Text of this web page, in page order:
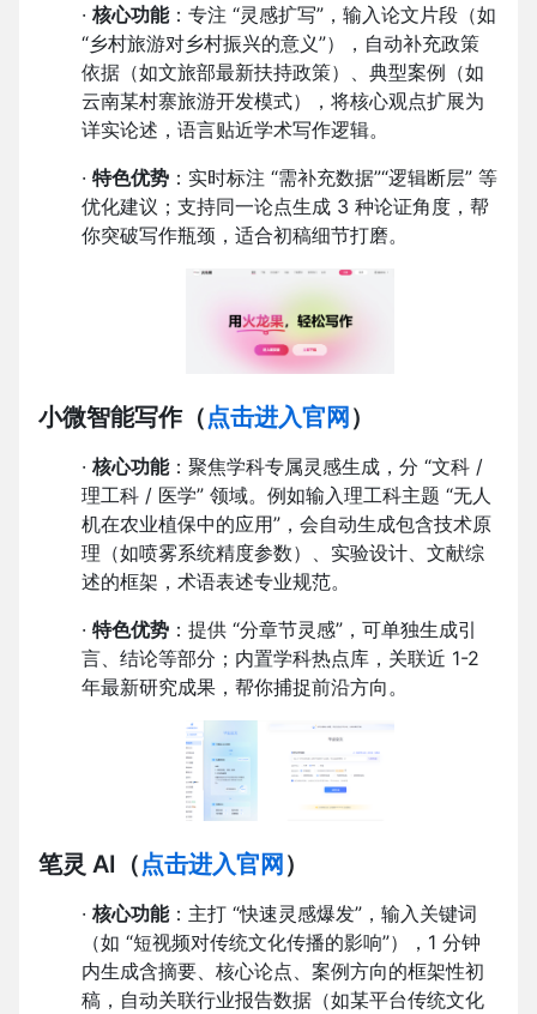
· 核心功能：专注 “灵感扩写”，输入论文片段（如
“乡村旅游对乡村振兴的意义”），自动补充政策
依据（如文旅部最新扶持政策）、典型案例（如
云南某村寨旅游开发模式），将核心观点扩展为
详实论述，语言贴近学术写作逻辑。
· 特色优势 ：实时标注 “需补充数据”“逻辑断层” 等
优化建议；支持同一论点生成 3 种论证角度，帮
你突破写作瓶颈，适合初稿细节打磨。
小微智能写作（点击进入官网 ）
· 核心功能：聚焦学科专属灵感生成，分 “文科 /
理工科 / 医学” 领域。例如输入理工科主题 “无人
机在农业植保中的应用”，会自动生成包含技术原
理（如喷雾系统精度参数）、实验设计、文献综
述的框架，术语表述专业规范。
· 特色优势 ：提供 “分章节灵感”，可单独生成引
言、结论等部分；内置学科热点库，关联近 1-2
年最新研究成果，帮你捕捉前沿方向。
笔灵 AI （点击进入官网 ）
· 核心功能：主打 “快速灵感爆发”，输入关键词
（如 “短视频对传统文化传播的影响”），1 分钟
内生成含摘要、核心论点、案例方向的框架性初
稿，自动关联行业报告数据（如某平台传统文化